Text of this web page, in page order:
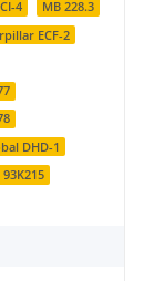
4
MB 228.3
ECF-2
DHD-1